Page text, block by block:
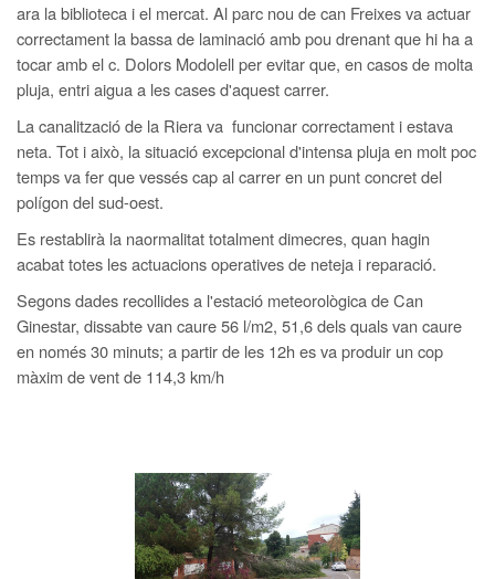
ara la biblioteca i el mercat. Al parc nou de can Freixes va actuar
correctament la bassa de laminació amb pou drenant que hi ha a
tocar amb el c. Dolors Modolell per evitar que, en casos de molta
pluja, entri aigua a les cases d'aquest carrer.
La canalització de la Riera va funcionar correctament i estava
neta. Tot i això, la situació excepcional d'intensa pluja en molt poc
temps va fer que vessés cap al carrer en un punt concret del
polígon del sud-oest.
Es restablirà la naormalitat totalment dimecres, quan hagin
acabat totes les actuacions operatives de neteja i reparació.
Segons dades recollides a l'estació meteorològica de Can
Ginestar, dissabte van caure 56 l/m2, 51,6 dels quals van caure
en només 30 minuts; a partir de les 12h es va produir un cop
màxim de vent de 114,3 km/h